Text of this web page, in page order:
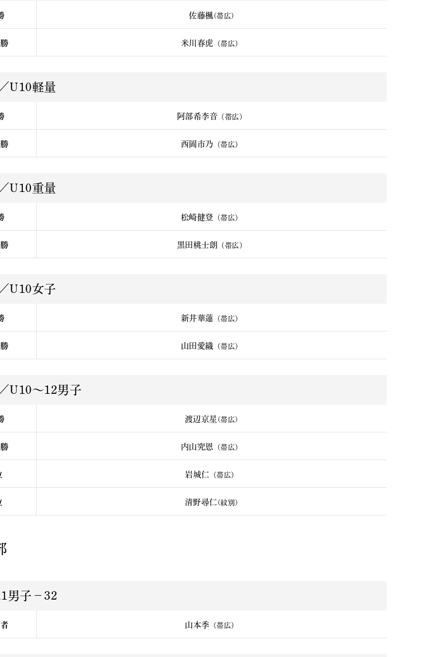
佐藤楓(帯広)
米川春虎 （帯広）
U10軽量
阿部希李音 （帯広）
西岡市乃 （帯広）
U10重量
松崎健登 （帯広）
黒田桃士朗 （帯広）
U10女子
新井華蓮 （帯広）
山田愛織 （帯広）
U10〜12男子
渡辺京星 (帯広)
内山究恩 （帯広）
岩城仁 （帯広）
清野尋仁 (紋別)
男子－32
山本季 （帯広）